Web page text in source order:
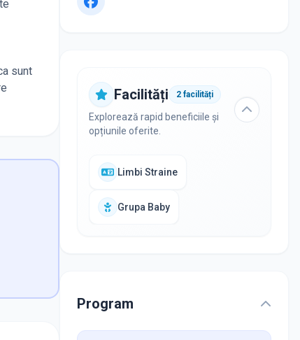
sunt
Facilități 2 facilități
Explorează rapid beneficiile și
opțiunile oferite.
Limbi Straine
Grupa Baby
Program